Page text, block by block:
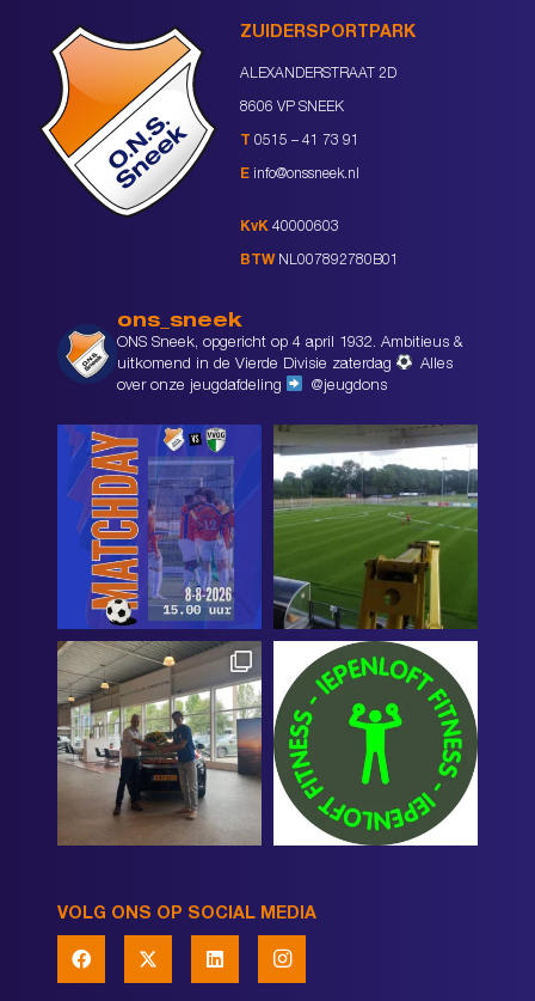
ZUIDERSPORTPARK
ALEXANDERSTRAAT 2D
8606 VP SNEEK
T 0515 – 41 73 91
E info@onssneek.nl
KvK 40000603
BTW NL007892780B01
ons_sneek
ONS Sneek, opgericht op 4 april 1932. Ambitieus &
uitkomend in de Vierde Divisie zaterdag
Alles
over onze jeugdafdeling
@jeugdons
VOLG ONS OP SOCIAL MEDIA